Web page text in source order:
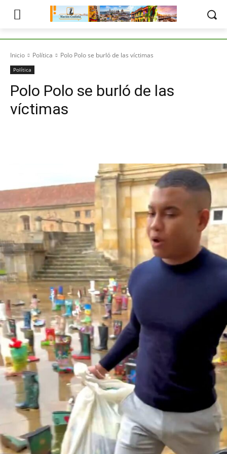
Inicio Política Polo Polo se burló de las víctimas
Política
Polo Polo se burló de las
víctimas